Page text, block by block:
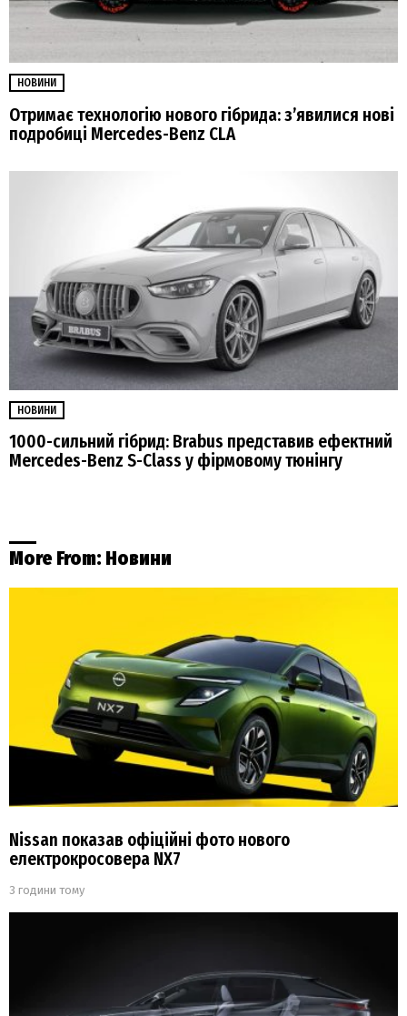
НОВИНИ
Отримає технологію нового гібрида: з’явилися нові
подробиці Mercedes-Benz CLA
НОВИНИ
1000-сильний гібрид: Brabus представив ефектний
Mercedes-Benz S-Class у фірмовому тюнінгу
More From: Новини
Nissan показав офіційні фото нового
електрокросовера NX7
3 години тому